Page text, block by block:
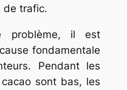
de trafic.
problème, il est
fondamentale
Pendant les
sont bas, les